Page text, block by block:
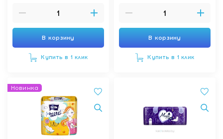
В корзину
Купить в 1 клик
В корзину
Купить в 1 клик
Новинка